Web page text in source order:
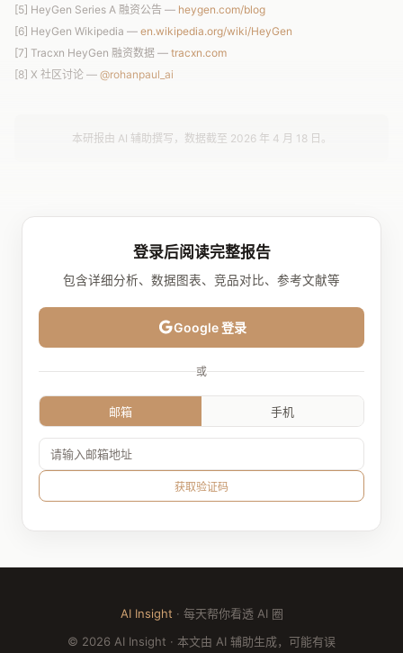
[5] HeyGen Series A 融资公告 — heygen.com/blog
[6] HeyGen Wikipedia — en.wikipedia.org/wiki/HeyGen
[7] Tracxn HeyGen 融资数据 — tracxn.com
[8] X 社区讨论 — @rohanpaul_ai
本研报由 AI 辅助撰写，数据截至 2026 年 4 月 18 日。
登录后阅读完整报告
包含详细分析、数据图表、竞品对比、参考文献等
Google 登录
或
邮箱 手机
获取验证码
AI Insight · 每天帮你看透 AI 圈
© 2026 AI Insight · 本文由 AI 辅助生成，可能有误